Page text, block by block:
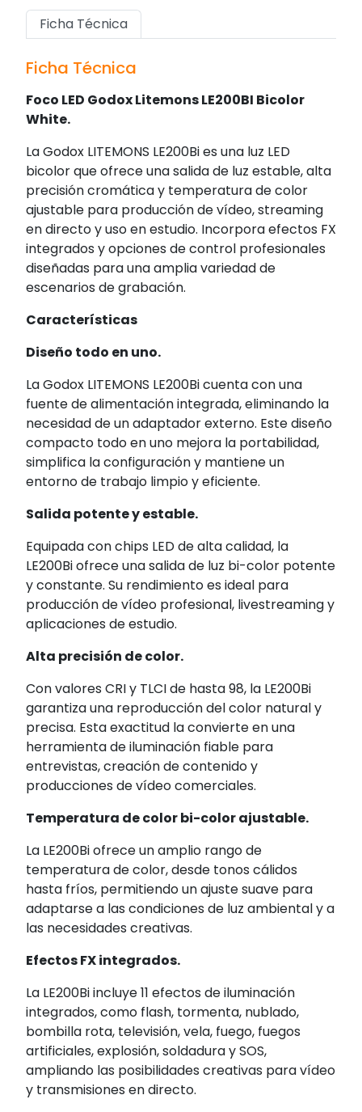
Ficha Técnica
Ficha Técnica
Foco LED Godox Litemons LE200BI Bicolor
White.
La Godox LITEMONS LE200Bi es una luz LED
bicolor que ofrece una salida de luz estable, alta
precisión cromática y temperatura de color
ajustable para producción de vídeo, streaming
en directo y uso en estudio. Incorpora efectos FX
integrados y opciones de control profesionales
diseñadas para una amplia variedad de
escenarios de grabación.
Características
Diseño todo en uno.
La Godox LITEMONS LE200Bi cuenta con una
fuente de alimentación integrada, eliminando la
necesidad de un adaptador externo. Este diseño
compacto todo en uno mejora la portabilidad,
simplifica la configuración y mantiene un
entorno de trabajo limpio y eficiente.
Salida potente y estable.
Equipada con chips LED de alta calidad, la
LE200Bi ofrece una salida de luz bi-color potente
y constante. Su rendimiento es ideal para
producción de vídeo profesional, livestreaming y
aplicaciones de estudio.
Alta precisión de color.
Con valores CRI y TLCI de hasta 98, la LE200Bi
garantiza una reproducción del color natural y
precisa. Esta exactitud la convierte en una
herramienta de iluminación fiable para
entrevistas, creación de contenido y
producciones de vídeo comerciales.
Temperatura de color bi-color ajustable.
La LE200Bi ofrece un amplio rango de
temperatura de color, desde tonos cálidos
hasta fríos, permitiendo un ajuste suave para
adaptarse a las condiciones de luz ambiental y a
las necesidades creativas.
Efectos FX integrados.
La LE200Bi incluye 11 efectos de iluminación
integrados, como flash, tormenta, nublado,
bombilla rota, televisión, vela, fuego, fuegos
artificiales, explosión, soldadura y SOS,
ampliando las posibilidades creativas para vídeo
y transmisiones en directo.